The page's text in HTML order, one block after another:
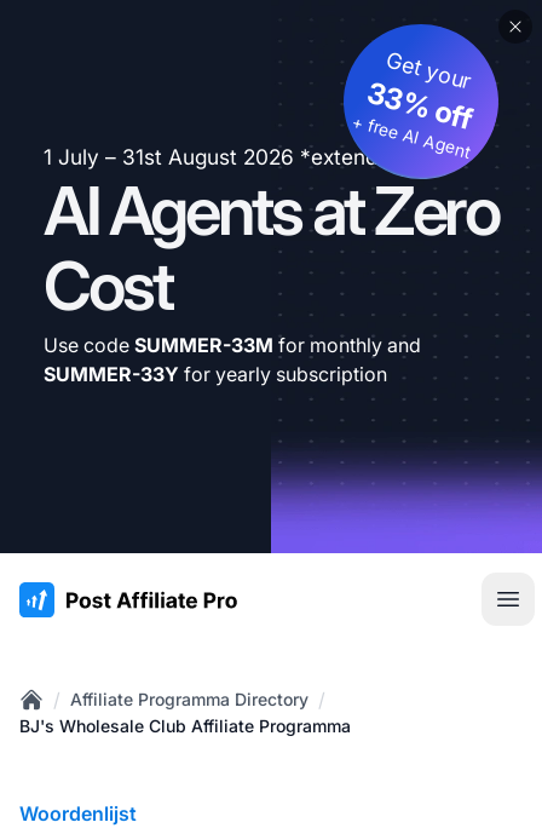
1 July – 31st August 2026 *extended
AI Agents at Zero
Cost
Get your
33% off
+ free AI Agent
Use code SUMMER-33M for monthly and
SUMMER-33Y for yearly subscription
:site.title
Home
/ Affiliate Programma Directory /
BJ's Wholesale Club Affiliate Programma
Woordenlijst